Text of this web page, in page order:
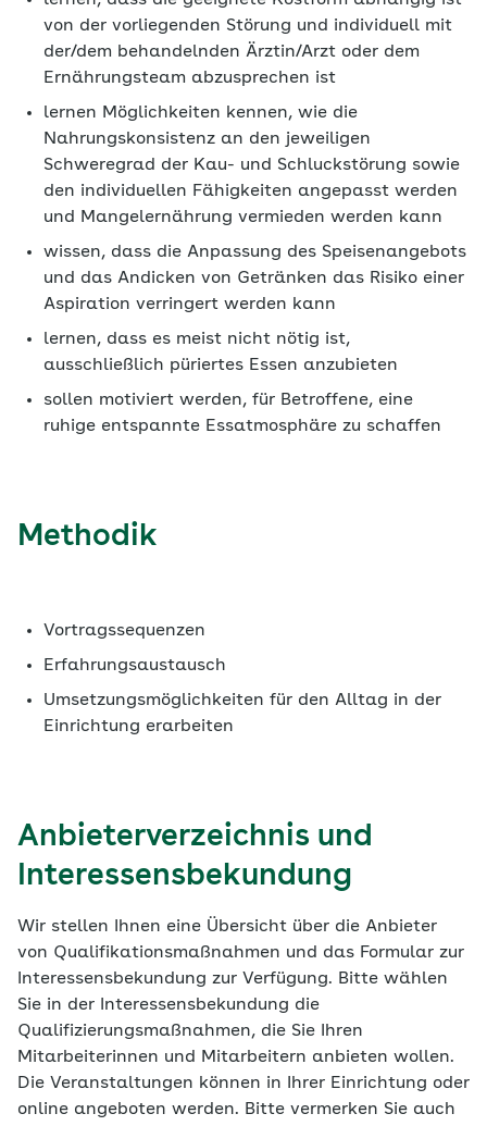
von der vorliegenden Störung und individuell mit
der/dem behandelnden Ärztin/Arzt oder dem
Ernährungsteam abzusprechen ist
lernen Möglichkeiten kennen, wie die
Nahrungskonsistenz an den jeweiligen
Schweregrad der Kau- und Schluckstörung sowie
den individuellen Fähigkeiten angepasst werden
und Mangelernährung vermieden werden kann
wissen, dass die Anpassung des Speisenangebots
und das Andicken von Getränken das Risiko einer
Aspiration verringert werden kann
lernen, dass es meist nicht nötig ist,
ausschließlich püriertes Essen anzubieten
sollen motiviert werden, für Betroffene, eine
ruhige entspannte Essatmosphäre zu schaffen
Methodik
Vortragssequenzen
Erfahrungsaustausch
Umsetzungsmöglichkeiten für den Alltag in der
Einrichtung erarbeiten
Anbieterverzeichnis und
Interessensbekundung
Wir stellen Ihnen eine Übersicht über die Anbieter
von Qualifikationsmaßnahmen und das Formular zur
Interessensbekundung zur Verfügung. Bitte wählen
Sie in der Interessensbekundung die
Qualifizierungsmaßnahmen, die Sie Ihren
Mitarbeiterinnen und Mitarbeitern anbieten wollen.
Die Veranstaltungen können in Ihrer Einrichtung oder
online angeboten werden. Bitte vermerken Sie auch